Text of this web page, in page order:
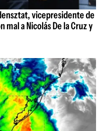
vicepresidente de
a Nicolás De la Cruz y